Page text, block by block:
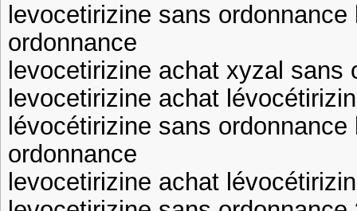
levocetirizine sans
ordonnance
levocetirizine achat xyzal sans
levocetirizine achat
lévocétirizine sans
ordonnance
levocetirizine achat